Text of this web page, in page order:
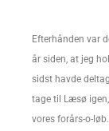
Efterhånden var
år siden, at jeg
sidst havde
tage til Læsø
vores forårs-o-